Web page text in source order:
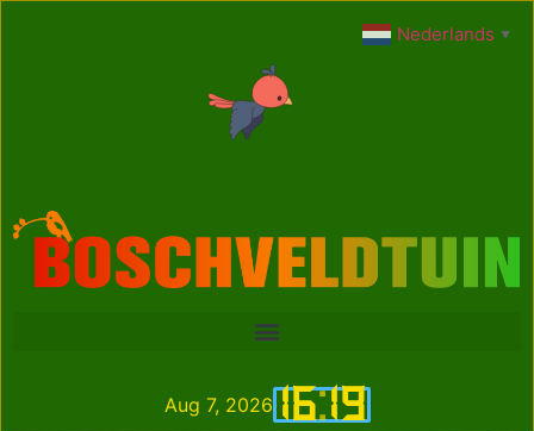
16:19
Aug 7, 2026
Nederlands ▼